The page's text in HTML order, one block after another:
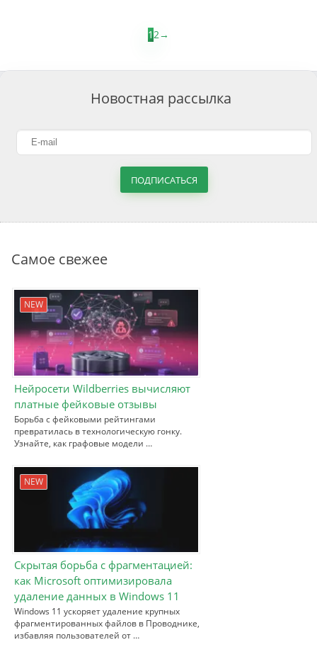
12→
Новостная рассылка
ПОДПИСАТЬСЯ
Самое свежее
NEW
Нейросети Wildberries вычисляют
платные фейковые отзывы
Борьба с фейковыми рейтингами
превратилась в технологическую гонку.
Узнайте, как графовые модели …
NEW
Скрытая борьба с фрагментацией:
как Microsoft оптимизировала
удаление данных в Windows 11
Windows 11 ускоряет удаление крупных
фрагментированных файлов в Проводнике,
избавляя пользователей от …